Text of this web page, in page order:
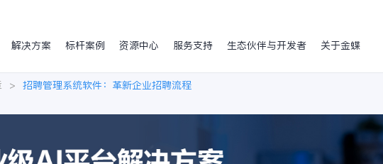
解决方案 标杆案例 资源中心 服务支持 生态伙伴与开发者 关于金蝶
> 招聘管理系统软件：革新企业招聘流程